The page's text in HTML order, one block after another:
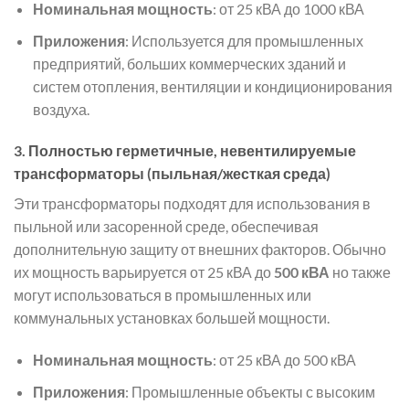
Номинальная мощность: от 25 кВА до 1000 кВА
Приложения: Используется для промышленных
предприятий, больших коммерческих зданий и
систем отопления, вентиляции и кондиционирования
воздуха.
3. Полностью герметичные, невентилируемые
трансформаторы (пыльная/жесткая среда)
Эти трансформаторы подходят для использования в
пыльной или засоренной среде, обеспечивая
дополнительную защиту от внешних факторов. Обычно
их мощность варьируется от 25 кВА до 500 кВА но также
могут использоваться в промышленных или
коммунальных установках большей мощности.
Номинальная мощность: от 25 кВА до 500 кВА
Приложения: Промышленные объекты с высоким